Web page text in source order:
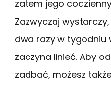
zatem jego
Zazwyczaj
dwa razy w tygodniu
zaczyna linieć. Aby
zadbać, możesz